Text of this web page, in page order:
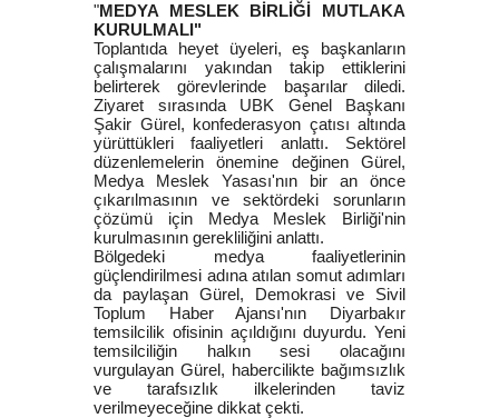
"MEDYA MESLEK BİRLİĞİ MUTLAKA
KURULMALI"
Toplantıda heyet üyeleri, eş başkanların
çalışmalarını yakından takip ettiklerini
belirterek görevlerinde başarılar diledi.
Ziyaret sırasında UBK Genel Başkanı
Şakir Gürel, konfederasyon çatısı altında
yürüttükleri faaliyetleri anlattı. Sektörel
düzenlemelerin önemine değinen Gürel,
Medya Meslek Yasası'nın bir an önce
çıkarılmasının ve sektördeki sorunların
çözümü için Medya Meslek Birliği'nin
kurulmasının gerekliliğini anlattı.
Bölgedeki medya faaliyetlerinin
güçlendirilmesi adına atılan somut adımları
da paylaşan Gürel, Demokrasi ve Sivil
Toplum Haber Ajansı'nın Diyarbakır
temsilcilik ofisinin açıldığını duyurdu. Yeni
temsilciliğin halkın sesi olacağını
vurgulayan Gürel, habercilikte bağımsızlık
ve tarafsızlık ilkelerinden taviz
verilmeyeceğine dikkat çekti.